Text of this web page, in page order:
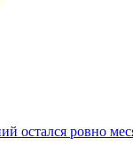
остался ровно